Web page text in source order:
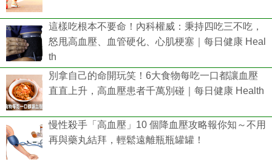
這樣吃根本不要命！內科權威：秉持四吃三不吃，
怒甩高血壓、血管硬化、心肌梗塞｜每日健康 Heal
th
別拿自己的命開玩笑！6大食物每吃一口都讓血壓
直直上升，高血壓患者千萬別碰｜每日健康 Health
慢性殺手「高血壓」10 個降血壓攻略報你知～不用
再與藥丸結拜，輕鬆遠離瓶瓶罐罐！